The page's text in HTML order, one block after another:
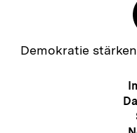
Zur
Demokratie